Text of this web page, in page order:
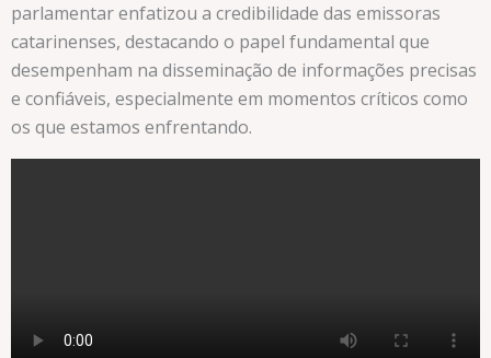
parlamentar enfatizou a credibilidade das emissoras
catarinenses, destacando o papel fundamental que
desempenham na disseminação de informações precisas
e confiáveis, especialmente em momentos críticos como
os que estamos enfrentando.